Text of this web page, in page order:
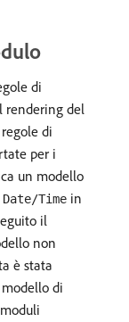
di
rendering del
di
per i
un modello
Date/Time in
il
non
è stata
di